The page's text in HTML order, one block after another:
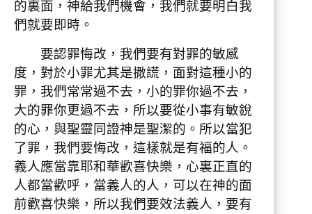
的裏面，神給我們機會，我們就要明白我
們就要即時。
要認罪悔改，我們要有對罪的敏感
度，對於小罪尤其是撒謊，面對這種小的
罪，我們常常過不去，小的罪你過不去，
大的罪你更過不去，所以要從小事有敏銳
的心，與聖靈同證神是聖潔的。所以當犯
了罪，我們要悔改，這樣就是有福的人。
義人應當靠耶和華歡喜快樂，心裏正直的
人都當歡呼，當義人的人，可以在神的面
前歡喜快樂，所以我們要效法義人，要有